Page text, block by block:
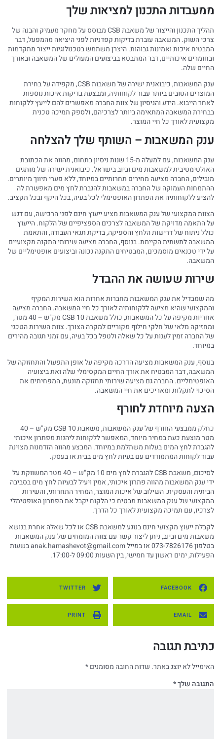
ממעבדות התכנון למציאות שלך
תהליך התכנון והייצור של משאבת CSB מבוסס על מחקר מעמיק והבנה של
צרכי השוק. המשאבה עוברת בדיקות קפדניות לפני היציאה מהמפעל, דבר
המבטיח איכות ואמינות גבוהות. היצרן משתמש בטכנולוגיות ייצור מתקדמות
ובחומרים איכותיים, דבר המתבטא בביצועים המעולים של המשאבה ובאורך
החיים שלה.
ענק המשאבות, כיבואנית ישירה של משאבות CSB, מקפידה על בחירת
המוצרים הטובים ביותר עבור לקוחותיה, ומבצעת בדיקות איכות נוספות
לאחר הייבוא. הידע והניסיון של צוות החברה מאפשרים להם לייעץ ללקוחות
בבחירת המשאבה המתאימה ביותר לצרכיהם, ולספק תמיכה טכנית
מקצועית לאורך כל חיי המוצר.
ענק המשאבות – השותף שלך להצלחה
ענק המשאבות, עם למעלה מ-15 שנות ניסיון בתחום, מהווה את הכתובת
האולטימטיבית למשאבות מים וביוב בישראל. כיבואנית ישירה של מותגים
מובילים, החברה מציעה מחירים תחרותיים במיוחד, ללא פערי תיווך מיותרים.
ההתמחות העמוקה של החברה במשאבות להגברת לחץ מים מאפשרת לה
להציע ללקוחותיה את הפתרון האופטימלי לכל בעיה, בכל היקף ובכל תקציב.
הצוות המקצועי של ענק המשאבות מציע ייעוץ חינם לפני הרכישה, עם דגש
על התאמה מדויקת של המשאבה לצרכים הספציפיים של הלקוח. הייעוץ
כולל ניתוח של דרישות הלחץ והספיקה, בדיקת תנאי העבודה, והתאמת
המשאבה לתשתית הקיימת. בנוסף, החברה מציעה שירותי התקנה מקצועיים
על ידי טכנאים מוסמכים, המבטיחים התקנה נכונה וביצועים אופטימליים של
המשאבה.
שירות שעושה את ההבדל
מה שמבדיל את ענק המשאבות מחברות אחרות הוא השירות המקיף
והמקצועי שהיא מציעה ללקוחותיה לאורך כל חיי המשאבה. החברה מציעה
אחריות מקיפה על כל המשאבות, כולל משאבת CSB 10 מק"ש – 40 מטר,
ומחזיקה מלאי של חלקי חילוף מקוריים למקרה הצורך. צוות השירות הטכני
של החברה זמין לענות על כל שאלה ולטפל בכל בעיה, עם זמני תגובה מהירים
במיוחד.
בנוסף, ענק המשאבות מציעה הדרכה מקיפה על אופן התפעול והתחזוקה של
המשאבה, דבר המבטיח את אורך החיים המקסימלי שלה ואת ביצועיה
האופטימליים. החברה גם מציעה שירותי תחזוקה מונעת, המפחיתים את
הסיכוי לתקלות ומאריכים את חיי המשאבה.
הצעה מיוחדת לחורף
כחלק ממבצעי החורף של ענק המשאבות, משאבת CSB 10 מק"ש – 40
מטר מוצעת כעת במחיר מיוחד, המאפשר ללקוחות ליהנות מפתרון איכותי
להגברת לחץ המים בעלות משתלמת במיוחד. המבצע מהווה הזדמנות מצוינת
עבור לקוחות המתמודדים עם בעיות לחץ מים בבית או בעסק.
לסיכום, משאבת CSB להגברת לחץ מים 10 מק"ש – 40 מטר המשווקת על
ידי ענק המשאבות מהווה פתרון איכותי, אמין ויעיל לבעיות לחץ מים בסביבה
הביתית והעסקית. השילוב של איכות המוצר, המחיר התחרותי, והשירות
המקצועי של ענק המשאבות מבטיח כי הלקוח יקבל את הפתרון האופטימלי
לצרכיו, עם תמיכה מקצועית לאורך כל הדרך.
לקבלת ייעוץ מקצועי חינם בנוגע למשאבת CSB או לכל שאלה אחרת בנושא
משאבות מים וביוב, ניתן ליצור קשר עם צוות המומחים של ענק המשאבות
בטלפון 073-7826176 או במייל
anak.hamashevot@gmail.comבשעות
הפעילות, ימים ראשון עד חמישי, בין השעות 09:00 ל-17:00.
FACEBOOK
TWITTER
EMAIL
PRINT
כתיבת תגובה
האימייל לא יוצג באתר. שדות החובה מסומנים*
התגובה שלך*